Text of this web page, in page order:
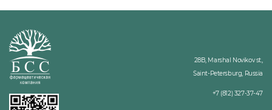
28B, Marshal Novikov st.,
Saint-Petersburg, Russia
+7 (812) 327-37-47